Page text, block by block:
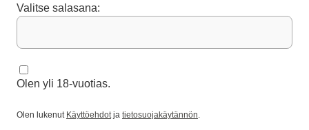
Valitse salasana:
Olen yli 18-vuotias.
Olen lukenut Käyttöehdotja tietosuojakäytännön.